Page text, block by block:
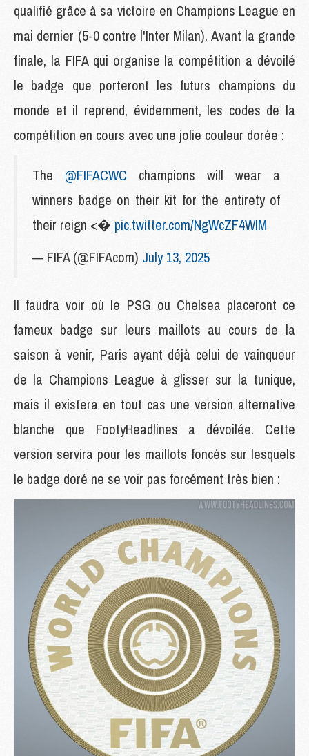
qualifié grâce à sa victoire en Champions League en
mai dernier (5-0 contre l'Inter Milan). Avant la grande
finale, la FIFA qui organise la compétition a dévoilé
le badge que porteront les futurs champions du
monde et il reprend, évidemment, les codes de la
compétition en cours avec une jolie couleur dorée :
The @FIFACWC champions will wear a
winners badge on their kit for the entirety of
their reign <� pic.twitter.com/NgWcZF4WIM
— FIFA (@FIFAcom) July 13, 2025
Il faudra voir où le PSG ou Chelsea placeront ce
fameux badge sur leurs maillots au cours de la
saison à venir, Paris ayant déjà celui de vainqueur
de la Champions League à glisser sur la tunique,
mais il existera en tout cas une version alternative
blanche que FootyHeadlines a dévoilée. Cette
version servira pour les maillots foncés sur lesquels
le badge doré ne se voir pas forcément très bien :